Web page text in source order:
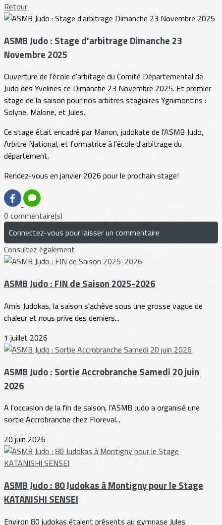
Retour
ASMB Judo : Stage d'arbitrage Dimanche 23
Novembre 2025
Ouverture de l'école d'arbitage du Comité Départemental de
Judo des Yvelines ce Dimanche 23 Novembre 2025. Et premier
stage de la saison pour nos arbitres stagiaires Ygnimontins :
Solyne, Malone, et Jules.
Ce stage était encadré par Manon, judokate de l'ASMB Judo,
Arbitre National, et formatrice à l'école d'arbitrage du
département.
Rendez-vous en janvier 2026 pour le prochain stage!
0 commentaire(s)
Connectez-vous pour laisser un commentaire
Consultez également
ASMB Judo : FIN de Saison 2025-2026
Amis Judokas, la saison s'achève sous une grosse vague de
chaleur et nous prive des derniers...
1 juillet 2026
ASMB Judo : Sortie Accrobranche Samedi 20 juin
2026
A l'occasion de la fin de saison, l'ASMB Judo a organisé une
sortie Accrobranche chez Floreval...
20 juin 2026
ASMB Judo : 80 Judokas à Montigny pour le Stage
KATANISHI SENSEI
Environ 80 judokas étaient présents au gymnase Jules